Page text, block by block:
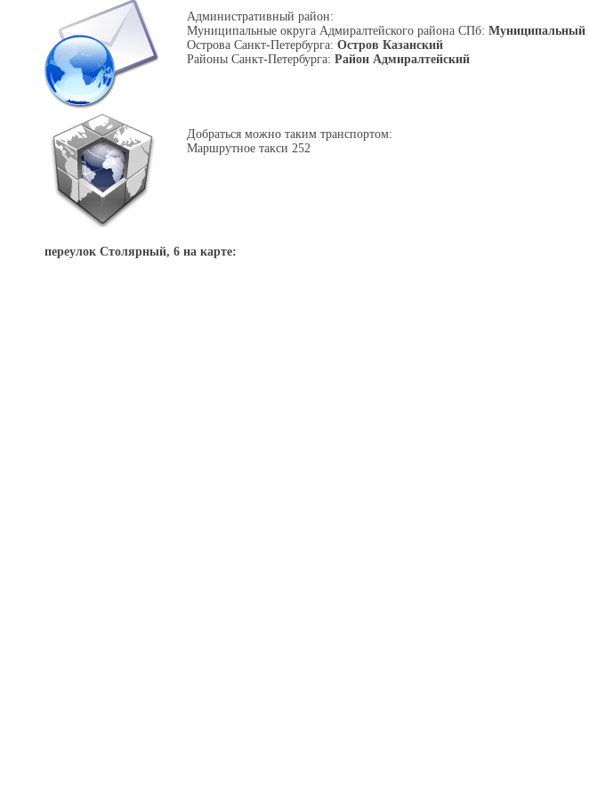
Административный район:
Муниципальные округа Адмиралтейского района СПб: Муниципальный
Острова Санкт-Петербурга: Остров Казанский
Районы Санкт-Петербурга: Район Адмиралтейский
Добраться можно таким транспортом:
Маршрутное такси 252
переулок Столярный, 6 на карте: